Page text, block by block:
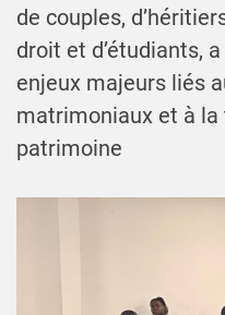
de couples,
droit et d’étudiants,
enjeux majeurs liés
matrimoniaux et à
patrimoine